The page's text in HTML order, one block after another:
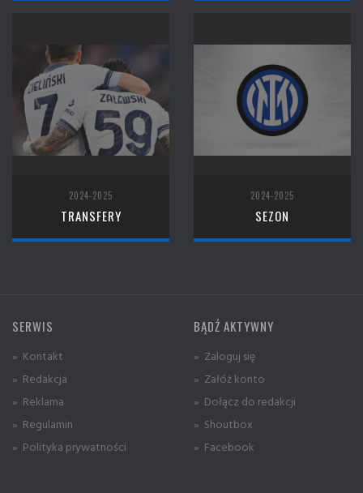
2024-2025
TRANSFERY
2024-2025
SEZON
SERWIS
» Kontakt
» Redakcja
» Reklama
» Regulamin
» Polityka prywatności
BĄDŹ AKTYWNY
» Zaloguj się
» Załóż konto
» Dołącz do redakcji
» Shoutbox
» Facebook